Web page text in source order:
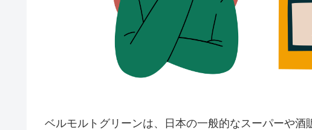
ベルモルトグリーンは、日本の一般的なスーパーや